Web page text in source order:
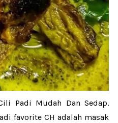
Padi Mudah Dan Sedap.
favorite CH adalah masak